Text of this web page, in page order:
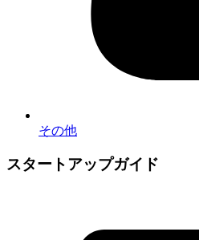
その他
スタートアップガイド